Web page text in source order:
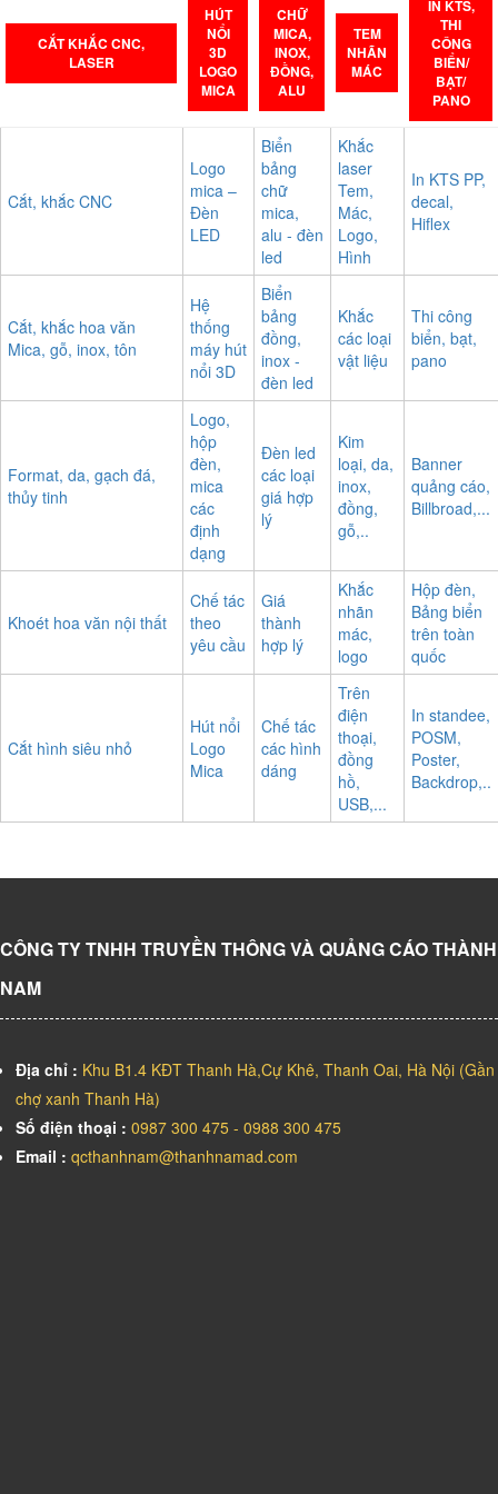
CẮT KHẮC CNC,
LASER
HÚT
NỔI
3D
LOGO
MICA
CHỮ
MICA,
INOX,
ĐỒNG,
ALU
TEM
NHÃN
MÁC
IN KTS,
THI
CÔNG
BIỂN/
BẠT/
PANO
Cắt, khắc CNC
Logo
mica –
Đèn
LED
Biển
bảng
chữ
mica,
alu - đèn
led
Khắc
laser
Tem,
Mác,
Logo,
Hình
In KTS PP,
decal,
Hiflex
Cắt, khắc hoa văn
Mica, gỗ, inox, tôn
Hệ
thống
máy hút
nổi 3D
Biển
bảng
đồng,
inox -
đèn led
Khắc
các loại
vật liệu
Thi công
biển, bạt,
pano
Format, da, gạch đá,
thủy tinh
Logo,
hộp
đèn,
mica
các
định
dạng
Đèn led
các loại
giá hợp
lý
Kim
loại, da,
inox,
đồng,
gỗ,..
Banner
quảng cáo,
Billbroad,...
Khoét hoa văn nội thất
Chế tác
theo
yêu cầu
Giá
thành
hợp lý
Khắc
nhãn
mác,
logo
Hộp đèn,
Bảng biển
trên toàn
quốc
Cắt hình siêu nhỏ
Hút nổi
Logo
Mica
Chế tác
các hình
dáng
Trên
điện
thoại,
đồng
hồ,
USB,...
In standee,
POSM,
Poster,
Backdrop,..
CÔNG TY TNHH TRUYỀN THÔNG VÀ QUẢNG CÁO THÀNH
NAM
Địa chỉ : Khu B1.4 KĐT Thanh Hà,Cự Khê, Thanh Oai, Hà Nội (Gần
chợ xanh Thanh Hà)
Số điện thoại : 0987 300 475 - 0988 300 475
Email : qcthanhnam@thanhnamad.com